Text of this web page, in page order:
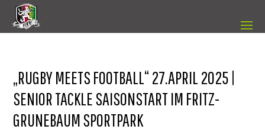
„RUGBY MEETS FOOTBALL“ 27.APRIL 2025 |
SENIOR TACKLE SAISONSTART IM FRITZ-
GRUNEBAUM SPORTPARK